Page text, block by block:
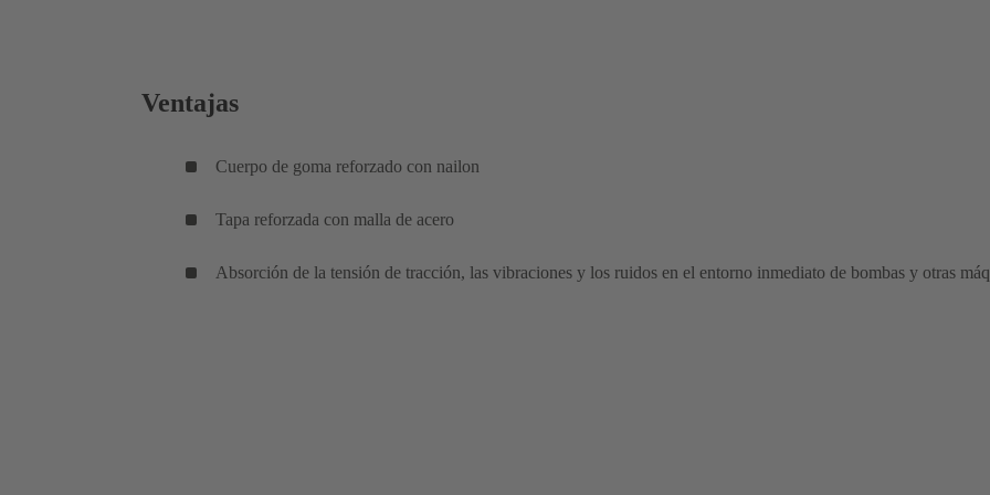
Ventajas
Cuerpo de goma reforzado con nailon
Tapa reforzada con malla de acero
Absorción de la tensión de tracción, las vibraciones y los ruidos en el entorno inmediato de bombas y otras